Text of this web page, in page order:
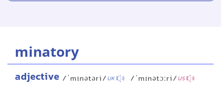
minatory
adjective /ˈmɪnətəri/UK /ˈmɪnətɔːri/US